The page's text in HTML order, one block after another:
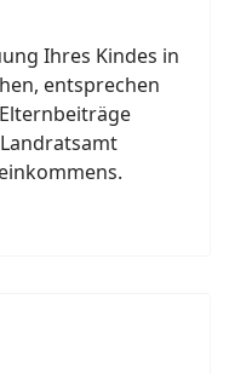
Ihres Kindes in
entsprechen